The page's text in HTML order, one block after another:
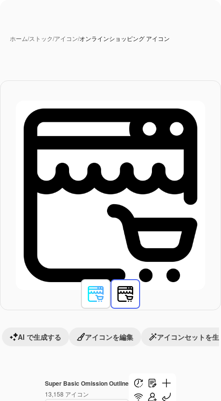
ホーム/ストック/アイコン/オンラインショッピング アイコン
Super Basic Omission Outline
13,158 アイコン
AI で生成する アイコンを編集 アイコンセットを生